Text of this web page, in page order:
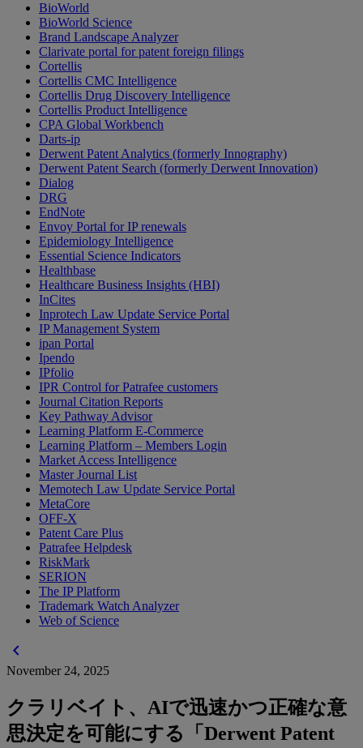
BioWorld
BioWorld Science
Brand Landscape Analyzer
Clarivate portal for patent foreign filings
Cortellis
Cortellis CMC Intelligence
Cortellis Drug Discovery Intelligence
Cortellis Product Intelligence
CPA Global Workbench
Darts-ip
Derwent Patent Analytics (formerly Innography)
Derwent Patent Search (formerly Derwent Innovation)
Dialog
DRG
EndNote
Envoy Portal for IP renewals
Epidemiology Intelligence
Essential Science Indicators
Healthbase
Healthcare Business Insights (HBI)
InCites
Inprotech Law Update Service Portal
IP Management System
ipan Portal
Ipendo
IPfolio
IPR Control for Patrafee customers
Journal Citation Reports
Key Pathway Advisor
Learning Platform E-Commerce
Learning Platform – Members Login
Market Access Intelligence
Master Journal List
Memotech Law Update Service Portal
MetaCore
OFF-X
Patent Care Plus
Patrafee Helpdesk
RiskMark
SERION
The IP Platform
Trademark Watch Analyzer
Web of Science
chevron_left
November 24, 2025
クラリベイト、AIで迅速かつ正確な意
思決定を可能にする「Derwent Patent